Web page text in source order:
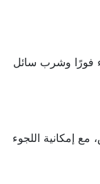
فورًا وشرب سائل
إمكانية اللجوء